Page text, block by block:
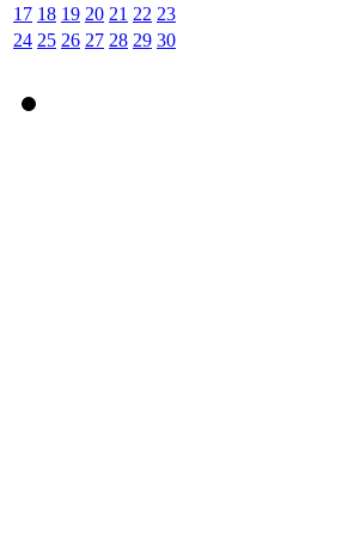
17 18 19 20 21 22 23
24 25 26 27 28 29 30